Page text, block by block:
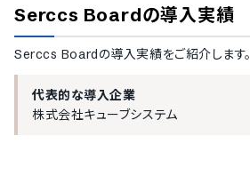
カレンダー形式でのタスク表示
タイムライン形式でのタスク表示
Serccs Boardの導入実績
Serccs Boardの導入実績をご紹介します。
代表的な導入企業
株式会社キューブシステム